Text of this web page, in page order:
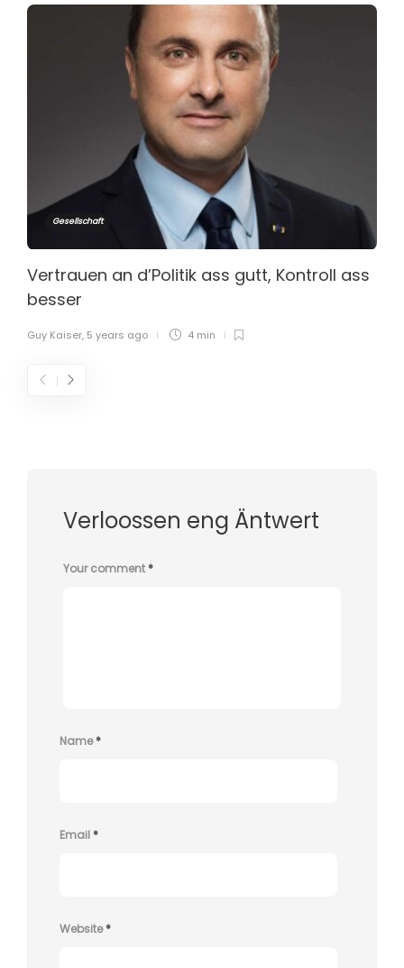
Gesellschaft
Vertrauen an d’Politik ass gutt, Kontroll ass
besser
Guy Kaiser, 5 years ago 4 min
Verloossen eng Äntwert
Your comment*
Name*
Email*
Website*